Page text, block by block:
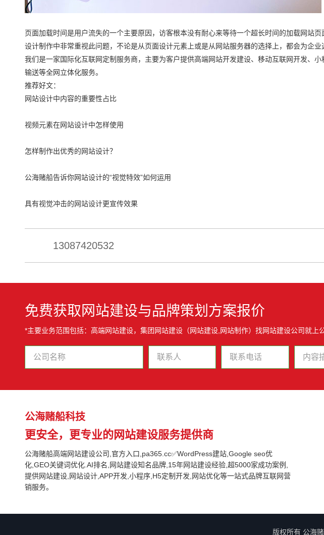
页面加载时间是用户流失的一个主要原因，访客根本没有耐心来等待一个超长时间的加载网站
设计制作中非常重视此问题，不论是从页面设计元素上或是从网站服务器的选择上，都会为企业
我们是一家国际化互联网定制服务商，主要为客户提供高端网站开发建设、移动互联网开发、
输送等全网立体化服务。
推荐好文：
网站设计中内容的重要性占比
视频元素在网站设计中怎样使用
怎样制作出优秀的网站设计？
公海赌船告诉你网站设计的“视觉特效”如何运用
具有视觉冲击的网站设计更宣传效果
13087420532
免费获取网站建设与品牌策划方案报价
*主要业务范围包括：高端网站建设，集团网站建设（网站建设,网站制作）找网站建设公司就上
公海赌船科技
更安全，更专业的网站建设服务提供商
公海赌船高端网站建设公司,官方入口,pa365.cc✅WordPress建站,Google seo优
化,GEO关键词优化.AI排名,网站建设知名品牌,15年网站建设经验,超5000家成功案例,
提供网站建设,网站设计,APP开发,小程序,H5定制开发,网站优化等一站式品牌互联网营
销服务。
版权所有 公海